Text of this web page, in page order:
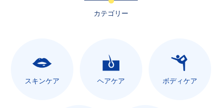
カテゴリー
スキンケア ヘアケア ボディケア